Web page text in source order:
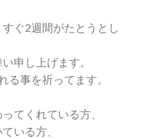
ぐ2週間がたとうとし
申し上げます。
る事を祈ってます。
てくれている方、
いる方、